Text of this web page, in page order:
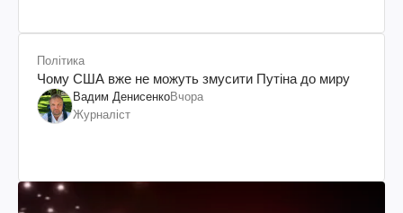
Політика
Чому США вже не можуть змусити Путіна до миру
Вадим ДенисенкоВчора
Журналіст